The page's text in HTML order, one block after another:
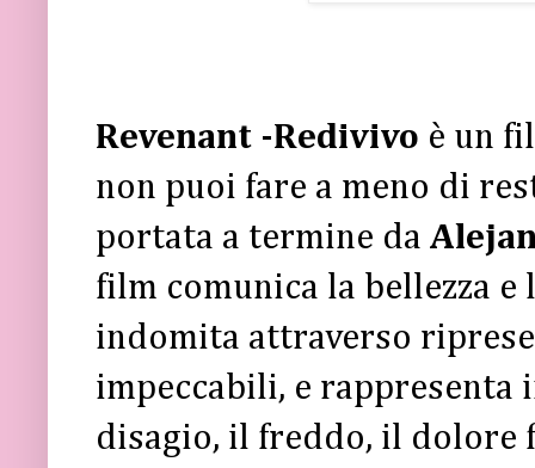
Revenant -Redivivo è un
non puoi fare a meno di
portata a termine da
film comunica la bellezza
indomita attraverso
impeccabili, e
disagio, il freddo, il dolore